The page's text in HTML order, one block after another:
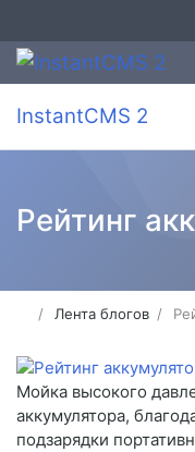
InstantCMS 2
Рейтинг
Лента блогов
Мойка высокого
аккумулятора,
подзарядки